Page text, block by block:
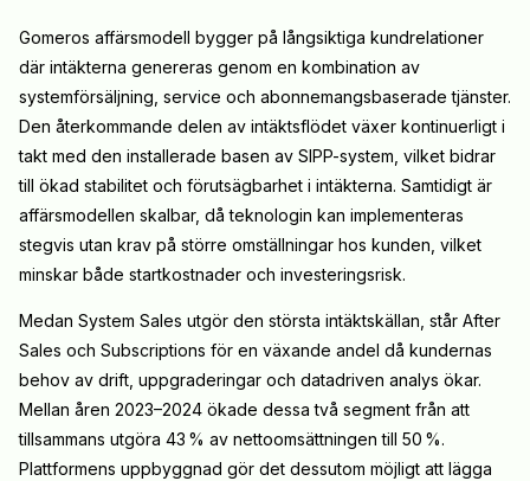
Gomeros affärsmodell bygger på långsiktiga kundrelationer
där intäkterna genereras genom en kombination av
systemförsäljning, service och abonnemangsbaserade tjänster.
Den återkommande delen av intäktsflödet växer kontinuerligt i
takt med den installerade basen av SIPP-system, vilket bidrar
till ökad stabilitet och förutsägbarhet i intäkterna. Samtidigt är
affärsmodellen skalbar, då teknologin kan implementeras
stegvis utan krav på större omställningar hos kunden, vilket
minskar både startkostnader och investeringsrisk.
Medan System Sales utgör den största intäktskällan, står After
Sales och Subscriptions för en växande andel då kundernas
behov av drift, uppgraderingar och datadriven analys ökar.
Mellan åren 2023–2024 ökade dessa två segment från att
tillsammans utgöra 43 % av nettoomsättningen till 50 %.
Plattformens uppbyggnad gör det dessutom möjligt att lägga